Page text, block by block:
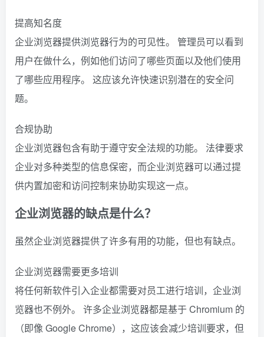
提高知名度
企业浏览器提供浏览器行为的可见性。 管理员可以看到
用户在做什么，例如他们访问了哪些页面以及他们使用
了哪些应用程序。 这应该允许快速识别潜在的安全问
题。
合规协助
企业浏览器包含有助于遵守安全法规的功能。 法律要求
企业对多种类型的信息保密，而企业浏览器可以通过提
供内置加密和访问控制来协助实现这一点。
企业浏览器的缺点是什么？
虽然企业浏览器提供了许多有用的功能，但也有缺点。
企业浏览器需要更多培训
将任何新软件引入企业都需要对员工进行培训，企业浏
览器也不例外。 许多企业浏览器都是基于 Chromium 的
（即像 Google Chrome），这应该会减少培训要求，但